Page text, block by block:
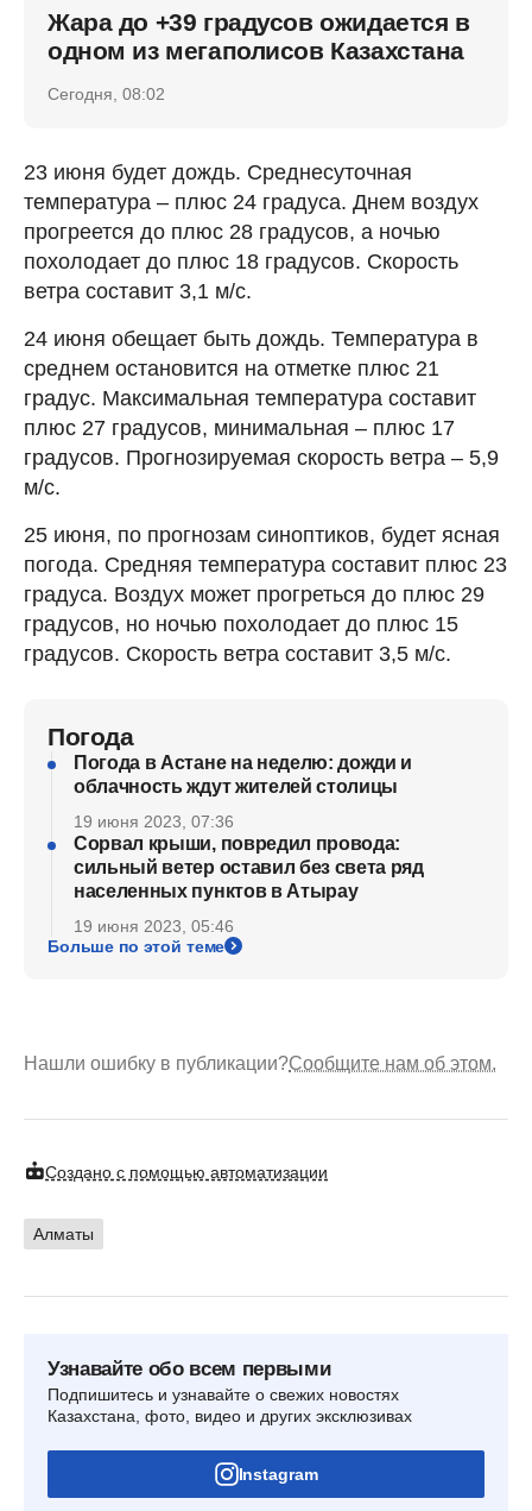
Жара до +39 градусов ожидается в
одном из мегаполисов Казахстана
Сегодня, 08:02
23 июня будет дождь. Среднесуточная
температура – плюс 24 градуса. Днем воздух
прогреется до плюс 28 градусов, а ночью
похолодает до плюс 18 градусов. Скорость
ветра составит 3,1 м/с.
24 июня обещает быть дождь. Температура в
среднем остановится на отметке плюс 21
градус. Максимальная температура составит
плюс 27 градусов, минимальная – плюс 17
градусов. Прогнозируемая скорость ветра – 5,9
м/с.
25 июня, по прогнозам синоптиков, будет ясная
погода. Средняя температура составит плюс 23
градуса. Воздух может прогреться до плюс 29
градусов, но ночью похолодает до плюс 15
градусов. Скорость ветра составит 3,5 м/с.
Погода
Погода в Астане на неделю: дожди и
облачность ждут жителей столицы
19 июня 2023, 07:36
Сорвал крыши, повредил провода:
сильный ветер оставил без света ряд
населенных пунктов в Атырау
19 июня 2023, 05:46
Больше по этой теме
Нашли ошибку в публикации?Сообщите нам об этом.
Создано с помощью автоматизации
Алматы
Узнавайте обо всем первыми
Подпишитесь и узнавайте о свежих новостях
Казахстана, фото, видео и других эксклюзивах
Instagram